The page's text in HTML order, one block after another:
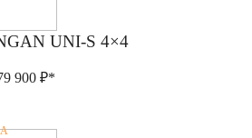
UNI-S 4×4
900 ₽*